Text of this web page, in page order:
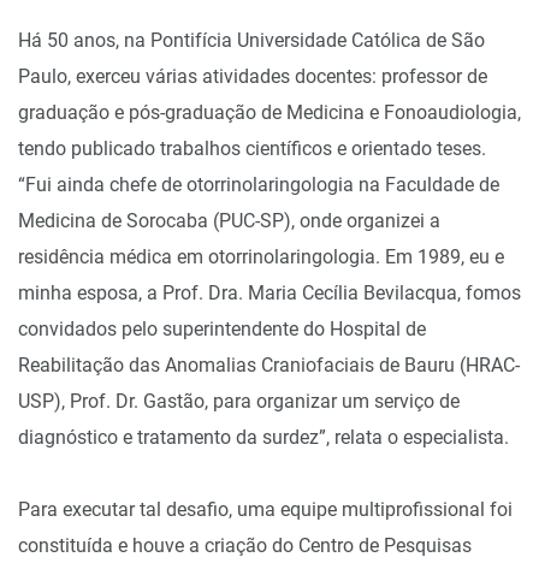
Há 50 anos, na Pontifícia Universidade Católica de São
Paulo, exerceu várias atividades docentes: professor de
graduação e pós-graduação de Medicina e Fonoaudiologia,
tendo publicado trabalhos científicos e orientado teses.
“Fui ainda chefe de otorrinolaringologia na Faculdade de
Medicina de Sorocaba (PUC-SP), onde organizei a
residência médica em otorrinolaringologia. Em 1989, eu e
minha esposa, a Prof. Dra. Maria Cecília Bevilacqua, fomos
convidados pelo superintendente do Hospital de
Reabilitação das Anomalias Craniofaciais de Bauru (HRAC-
USP), Prof. Dr. Gastão, para organizar um serviço de
diagnóstico e tratamento da surdez”, relata o especialista.
Para executar tal desafio, uma equipe multiprofissional foi
constituída e houve a criação do Centro de Pesquisas